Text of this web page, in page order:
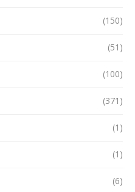
(150)
(51)
(100)
(371)
(1)
(1)
(6)